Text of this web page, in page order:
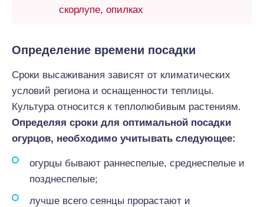
скорлупе, опилках
Определение времени посадки
Сроки высаживания зависят от климатических
условий региона и оснащенности теплицы.
Культура относится к теплолюбивым растениям.
Определяя сроки для оптимальной посадки
огурцов, необходимо учитывать следующее:
огурцы бывают раннеспелые, среднеспелые и
позднеспелые;
лучше всего сеянцы прорастают и